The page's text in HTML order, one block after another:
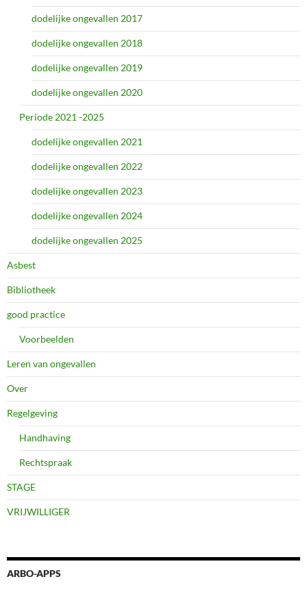
dodelijke ongevallen 2017
dodelijke ongevallen 2018
dodelijke ongevallen 2019
dodelijke ongevallen 2020
Periode 2021 -2025
dodelijke ongevallen 2021
dodelijke ongevallen 2022
dodelijke ongevallen 2023
dodelijke ongevallen 2024
dodelijke ongevallen 2025
Asbest
Bibliotheek
good practice
Voorbeelden
Leren van ongevallen
Over
Regelgeving
Handhaving
Rechtspraak
STAGE
VRIJWILLIGER
ARBO-APPS